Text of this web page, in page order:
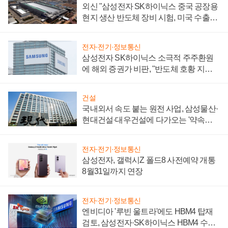
외신 "삼성전자 SK하이닉스 중국 공장용
현지 생산 반도체 장비 시험, 미국 수출통
전자·전기·정보통신
삼성전자 SK하이닉스 소극적 주주환원
에 해외 증권가 비판, "반도체 호황 지속
건설
국내외서 속도 붙는 원전 사업, 삼성물산·
현대건설·대우건설에 다가오는 '약속의
전자·전기·정보통신
삼성전자, 갤럭시Z 폴드8 사전예약 개통
8월31일까지 연장
전자·전기·정보통신
엔비디아 '루빈 울트라'에도 HBM4 탑재
검토, 삼성전자·SK하이닉스 HBM4 수율